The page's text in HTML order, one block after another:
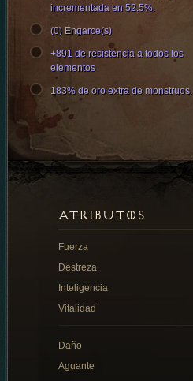
incrementada en 52.5%.
(0) Engarce(s)
+891 de resistencia a todos los
elementos
183% de oro extra de monstruos.
ATRIBUTOS
Fuerza
Destreza
Inteligencia
Vitalidad
Daño
Aguante